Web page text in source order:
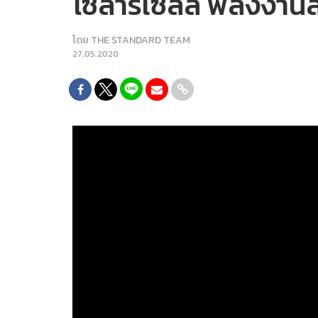
โดย THE STANDARD TEAM
27.05.2020